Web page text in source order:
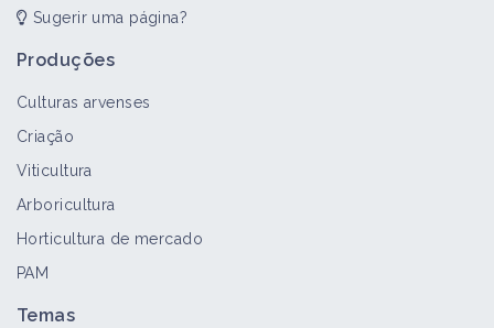
Mofo cinzento
Sugerir uma página?
Produções
Culturas arvenses
Criação
Viticultura
Arboricultura
Horticultura de mercado
PAM
Temas